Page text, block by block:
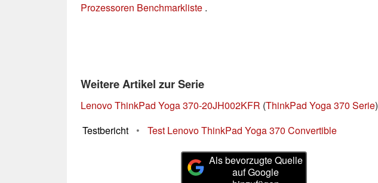
Prozessoren Benchmarkliste .
Weitere Artikel zur Serie
Lenovo ThinkPad Yoga 370-20JH002KFR (ThinkPad Yoga 370 Serie)
Testbericht
• Test Lenovo ThinkPad Yoga 370 Convertible
Als bevorzugte Quelle
auf Google